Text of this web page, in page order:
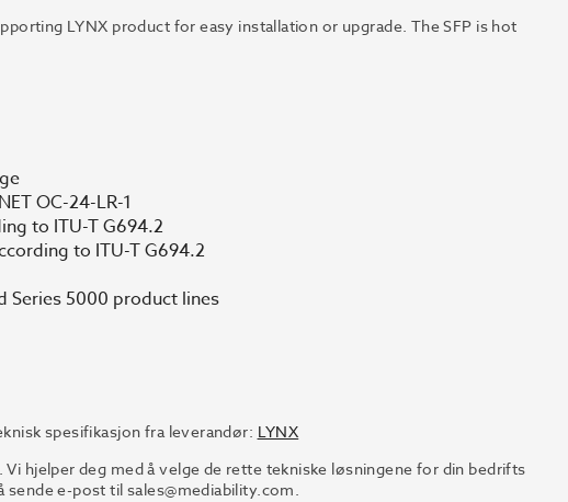
LYNX product for easy installation or upgrade. The SFP is hot
OC-24-LR-1
to ITU-T G694.2
to ITU-T G694.2
Series 5000 product lines
spesifikasjon fra leverandør: LYNX
hjelper deg med å velge de rette tekniske løsningene for din bedrifts
sende e-post til sales@mediability.com.